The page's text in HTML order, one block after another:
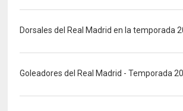
Dorsales del Real Madrid en la temporada
Goleadores del Real Madrid - Temporada